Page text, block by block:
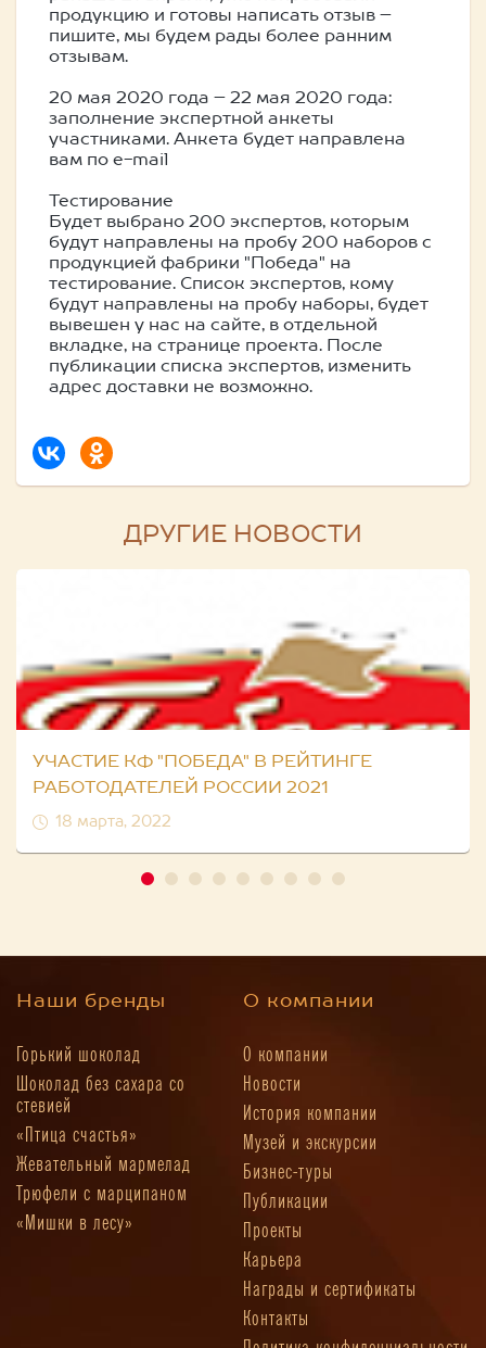
продукцию и готовы написать отзыв –
пишите, мы будем рады более ранним
отзывам.
20 мая 2020 года – 22 мая 2020 года:
заполнение экспертной анкеты
участниками. Анкета будет направлена
вам по e-mail
Тестирование
Будет выбрано 200 экспертов, которым
будут направлены на пробу 200 наборов с
продукцией фабрики "Победа" на
тестирование. Список экспертов, кому
будут направлены на пробу наборы, будет
вывешен у нас на сайте, в отдельной
вкладке, на странице проекта. После
публикации списка экспертов, изменить
адрес доставки не возможно.
ДРУГИЕ НОВОСТИ
УЧАСТИЕ КФ "ПОБЕДА" В РЕЙТИНГЕ
РАБОТОДАТЕЛЕЙ РОССИИ 2021
18 марта, 2022
Наши бренды
Горький шоколад
Шоколад без сахара со
стевией
«Птица счастья»
Жевательный мармелад
Трюфели с марципаном
«Мишки в лесу»
О компании
О компании
Новости
История компании
Музей и экскурсии
Бизнес-туры
Публикации
Проекты
Карьера
Награды и сертификаты
Контакты